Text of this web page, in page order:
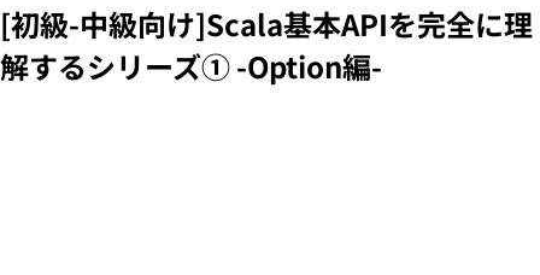
[初級-中級向け]Scala基本APIを完全に理
解するシリーズ① -Option編-